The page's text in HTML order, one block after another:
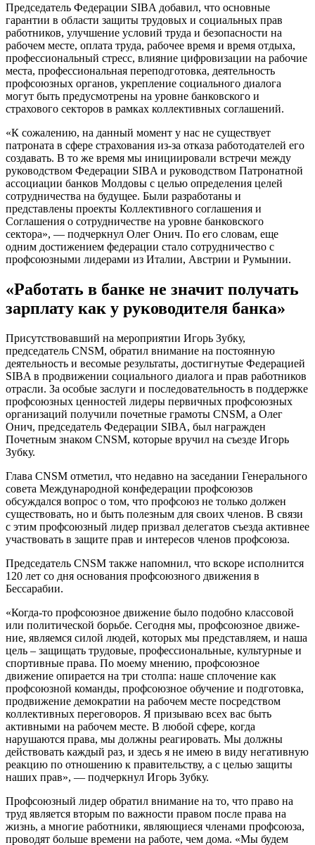
Председатель Федерации SIBA добавил, что основные
гарантии в области защиты трудовых и социальных прав
работников, улучшение условий труда и безопасности на
рабочем месте, оплата труда, рабочее время и время отдыха,
профессиональный стресс, влияние цифровизации на рабочие
места, профессиональная переподготовка, деятельность
профсоюзных органов, укреп­ление социального диалога
могут быть предусмотрены на уровне банковского и
страхового секторов в рамках коллективных соглашений.
«К сожалению, на данный момент у нас не существует
патроната в сфере страхова­ния из-за отказа работодателей его
созда­вать. В то же время мы инициировали встречи между
руководством Федерации SIBA и руководством Патронатной
ассо­циации банков Молдовы с целью опреде­ления целей
сотрудничества на будущее. Были разработаны и
представлены проекты Коллективного соглашения и
Соглашения о сотрудничестве на уровне банковского
сектора», — подчеркнул Олег Онич. По его словам, еще
одним достижением федера­ции стало сотрудничество с
профсоюзными лидерами из Италии, Австрии и Румынии.
«Работать в банке не значит получать
зарплату как у руководителя банка»
Присутствовавший на мероприятии Игорь Зубку,
председатель CNSM, обратил внимание на постоянную
деятельность и весомые результаты, достигнутые Федера­цией
SIBA в продвижении социального диа­лога и прав работников
отрасли. За особые заслуги и последовательность в поддержке
профсоюзных ценностей лидеры первич­ных профсоюзных
организаций получи­ли почетные грамоты CNSM, а Олег
Онич, председатель Федерации SIBA, был награж­ден
Почетным знаком CNSM, которые вру­чил на съезде Игорь
Зубку.
Глава CNSM отметил, что недавно на заседании Генерального
совета Между­народной конфедерации профсоюзов
обсуждался вопрос о том, что профсоюз не только должен
существовать, но и быть полезным для своих членов. В связи
с этим профсоюзный лидер призвал делегатов съезда активнее
участвовать в защите прав и интересов членов профсоюза.
Председатель CNSM также напомнил, что вскоре исполнится
120 лет со дня основания профсоюзного движения в
Бессарабии.
«Когда-то профсоюзное движение было подобно классовой
или политической борьбе. Сегодня мы, профсоюзное движе­
ние, являемся силой людей, которых мы представляем, и наша
цель – защищать трудовые, профессиональные, культурные и
спортивные права. По моему мнению, профсоюзное
движение опирается на три столпа: наше сплочение как
профсоюз­ной команды, профсоюзное обучение и подготовка,
продвижение демократии на рабочем месте посредством
коллективных переговоров. Я призываю всех вас быть
активными на рабочем месте. В любой сфере, когда
нарушаются права, мы должны реагировать. Мы должны
действо­вать каждый раз, и здесь я не имею в виду негативную
реакцию по отношению к пра­вительству, а с целью защиты
наших прав», — подчеркнул Игорь Зубку.
Профсоюзный лидер обратил внимание на то, что право на
труд является вторым по важности правом после права на
жизнь, а многие работники, являющиеся членами профсоюза,
проводят больше времени на работе, чем дома. «Мы будем